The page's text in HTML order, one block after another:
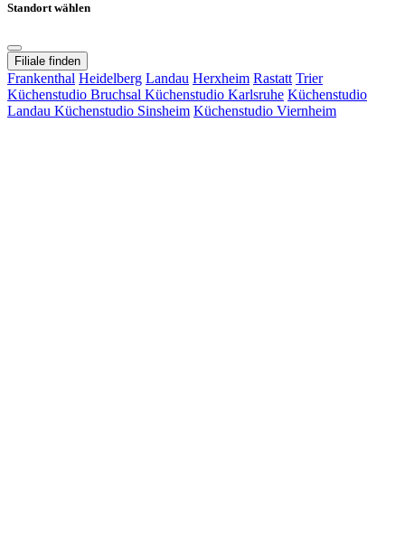
Standort wählen
Filiale finden
Frankenthal Heidelberg Landau Herxheim Rastatt Trier
Küchenstudio Bruchsal Küchenstudio Karlsruhe Küchenstudio
Landau Küchenstudio Sinsheim Küchenstudio Viernheim